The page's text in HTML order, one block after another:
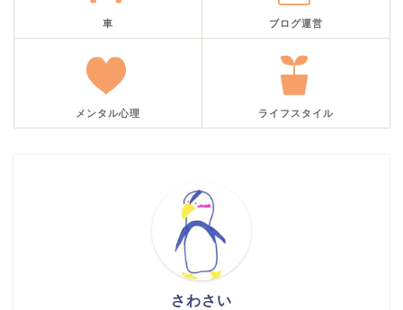
車 ブログ運営
メンタル心理 ライフスタイル
さわさい